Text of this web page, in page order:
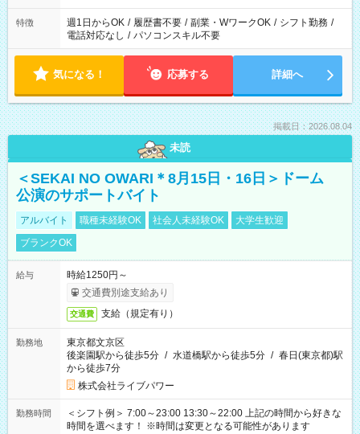
特徴 週1日からOK / 履歴書不要 / 副業・WワークOK / シフト勤務 /
電話対応なし / パソコンスキル不要
気になる！ 応募する 詳細へ
掲載日：2026.08.04
未読
＜SEKAI NO OWARI＊8月15日・16日＞ドーム
公演のサポートバイト
アルバイト 職種未経験OK 社会人未経験OK
大学生歓迎
ブランクOK
給与
時給1250円～
交通費別途支給あり
交通費 支給（規定有り）
勤務地
東京都文京区
後楽園駅から徒歩5分 / 水道橋駅から徒歩5分 / 春日(東京都)駅
から徒歩7分
株式会社ライブパワー
勤務時間
＜シフト例＞ 7:00～23:00 13:30～22:00 上記の時間から好きな
時間を選べます！ ※時間は変更となる可能性があります